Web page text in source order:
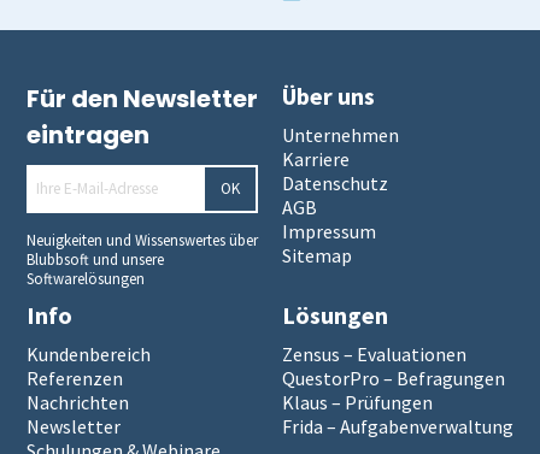
Für den Newsletter
eintragen
OK
Neuigkeiten und Wissenswertes über
Blubbsoft und unsere
Softwarelösungen
Über uns
Unternehmen
Karriere
Datenschutz
AGB
Impressum
Sitemap
Info
Kundenbereich
Referenzen
Nachrichten
Newsletter
Lösungen
Zensus – Evaluationen
QuestorPro – Befragungen
Klaus – Prüfungen
Frida – Aufgabenverwaltung